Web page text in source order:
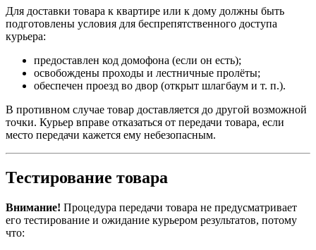
Для доставки товара к квартире или к дому должны быть
подготовлены условия для беспрепятственного доступа
курьера:
предоставлен код домофона (если он есть);
освобождены проходы и лестничные пролёты;
обеспечен проезд во двор (открыт шлагбаум и т. п.).
В противном случае товар доставляется до другой возможной
точки. Курьер вправе отказаться от передачи товара, если
место передачи кажется ему небезопасным.
Тестирование товара
Внимание! Процедура передачи товара не предусматривает
его тестирование и ожидание курьером результатов, потому
что: